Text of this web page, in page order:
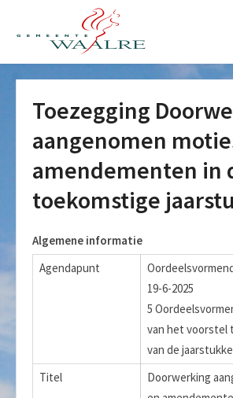
Toezegging
aangenomen
amendementen in
toekomstige
Algemene informatie
Agendapunt
19-6-2025
5
van het voorstel
van de
Titel
Doorwerking